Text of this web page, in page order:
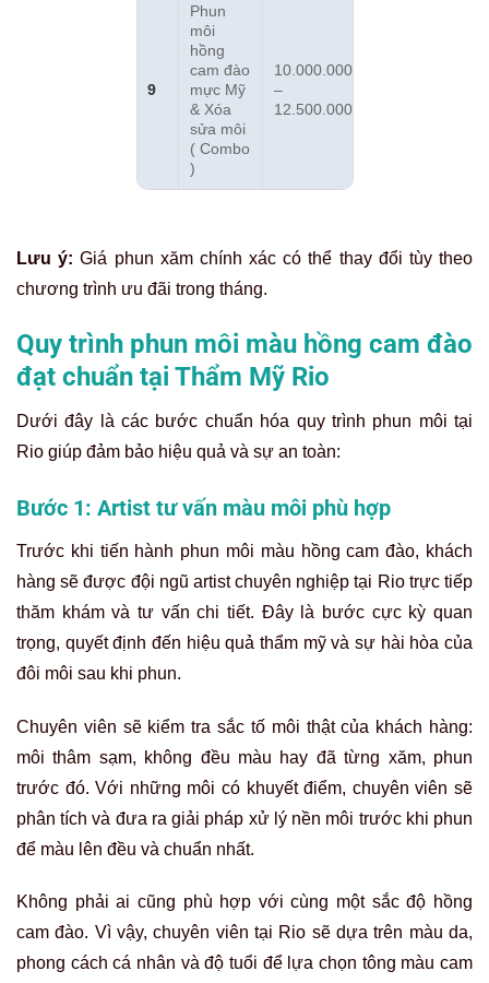
9
Phun
môi
hồng
cam đào
mực Mỹ
& Xóa
sửa môi
( Combo
)
10.000.000
–
12.500.000
Lưu ý: Giá phun xăm chính xác có thể thay đổi tùy theo
chương trình ưu đãi trong tháng.
Quy trình phun môi màu hồng cam đào
đạt chuẩn tại Thẩm Mỹ Rio
Dưới đây là các bước chuẩn hóa quy trình phun môi tại
Rio giúp đảm bảo hiệu quả và sự an toàn:
Bước 1: Artist tư vấn màu môi phù hợp
Trước khi tiến hành phun môi màu hồng cam đào, khách
hàng sẽ được đội ngũ artist chuyên nghiệp tại Rio trực tiếp
thăm khám và tư vấn chi tiết. Đây là bước cực kỳ quan
trọng, quyết định đến hiệu quả thẩm mỹ và sự hài hòa của
đôi môi sau khi phun.
Chuyên viên sẽ kiểm tra sắc tố môi thật của khách hàng:
môi thâm sạm, không đều màu hay đã từng xăm, phun
trước đó. Với những môi có khuyết điểm, chuyên viên sẽ
phân tích và đưa ra giải pháp xử lý nền môi trước khi phun
để màu lên đều và chuẩn nhất.
Không phải ai cũng phù hợp với cùng một sắc độ hồng
cam đào. Vì vậy, chuyên viên tại Rio sẽ dựa trên màu da,
phong cách cá nhân và độ tuổi để lựa chọn tông màu cam